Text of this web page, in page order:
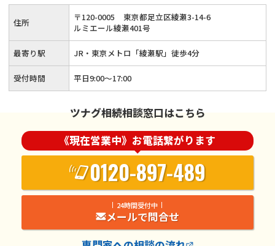
告・生前対策・事業承継など相続全般についてサポートいたし
ます。
住所 〒120-0005
東京都足立区綾瀬3-14-6
ルミエール綾瀬401号
最寄り駅 JR・東京メトロ「綾瀬駅」徒歩4分
受付時間 平日9:00〜17:00
ツナグ相続相談窓口はこちら
《現在営業中》お電話繋がります
0120-897-489
24時間受付中
メールで問合せ